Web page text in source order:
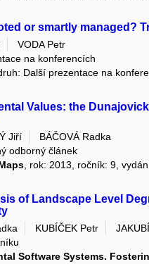
or smartly managed?
VODA Petr
na konferencích
Další prezentace na
Values: the
Jiří
BÁČOVÁ Radka
odborný článek
, rok: 2013, ročník: 9,
of Landscape Level
KUBÍČEK Petr
Software Systems.